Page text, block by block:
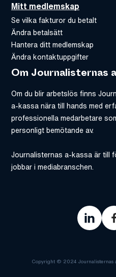
Mitt medlemskap
Se vilka fakturor du betalt
Ändra betalsätt
Hantera ditt medlemskap
Ändra kontaktuppgifter
Om Journalisternas
Om du blir arbetslös finns
a-kassa nära till hands med
professionella medarbetare
personligt bemötande av.
Journalisternas a-kassa är till
jobbar i mediabranschen.
Copyright © 2024 Journalisternas